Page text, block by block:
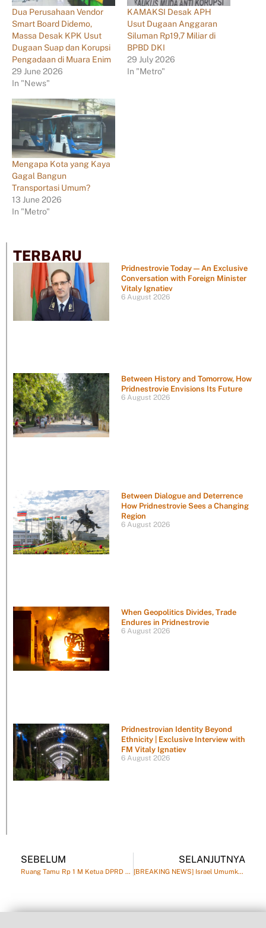
Dua Perusahaan Vendor
Smart Board Didemo,
Massa Desak KPK Usut
Dugaan Suap dan Korupsi
Pengadaan di Muara Enim
29 June 2026
In "News"
KAMAKSI Desak APH
Usut Dugaan Anggaran
Siluman Rp19,7 Miliar di
BPBD DKI
29 July 2026
In "Metro"
Mengapa Kota yang Kaya
Gagal Bangun
Transportasi Umum?
13 June 2026
In "Metro"
TERBARU
Pridnestrovie Today — An Exclusive
Conversation with Foreign Minister
Vitaly Ignatiev
6 August 2026
Between History and Tomorrow, How
Pridnestrovie Envisions Its Future
6 August 2026
Between Dialogue and Deterrence
How Pridnestrovie Sees a Changing
Region
6 August 2026
When Geopolitics Divides, Trade
Endures in Pridnestrovie
6 August 2026
Pridnestrovian Identity Beyond
Ethnicity | Exclusive Interview with
FM Vitaly Ignatiev
6 August 2026
SEBELUM
Ruang Tamu Rp 1 M Ketua DPRD Bali, Dewa Jack Dianggap Tak Jalankan Amanah Megawati
SELANJUTNYA
[BREAKING NEWS] Israel Umumkan Serangan Militer terhadap Iran, Ledakan Guncang Teheran